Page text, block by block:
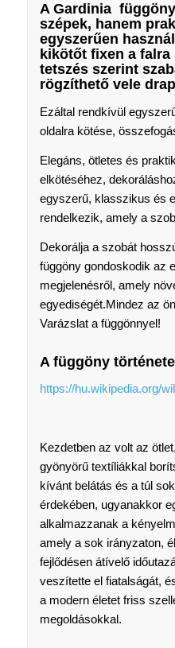
A Gardinia
szépek, hanem
egyszerűen
kikötőt fixen a
tetszés szerint
rögzíthető vele
Ezáltal rendkívül
oldalra kötése,
Elegáns, ötletes és
elkötéséhez,
egyszerű, klasszikus és
rendelkezik, amely a
Dekorálja a szobát
függöny gondoskodik az
megjelenésről, amely
egyediségét.Mindez az
Varázslat a függönnyel!
A függöny
https://hu.wikipedia.org/
Kezdetben az volt az
gyönyörű textíliákkal
kívánt belátás és a túl
érdekében, ugyanakkor
alkalmazzanak a
amely a sok irányzaton,
fejlődésen átívelő
veszítette el fiatalságát,
a modern életet friss
megoldásokkal.